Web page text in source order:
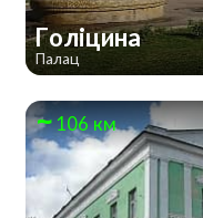
Голіцина
Палац
106 км